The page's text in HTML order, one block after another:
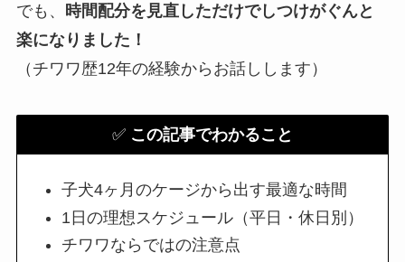
でも、
時間配分を見直しただけでしつけがぐんと
楽になりました！
（チワワ歴12年の経験からお話しします）
✅ この記事でわかること
子犬4ヶ月のケージから出す最適な時間
1日の理想スケジュール（平日・休日別）
チワワならではの注意点